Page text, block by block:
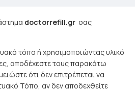
doctorrefill.gr σας
τόπο ή χρησιμοποιώντας υλικό
αποδέχεστε τους παρακάτω
ότι δεν επιτρέπεται να
Τόπο, αν δεν αποδεχθείτε